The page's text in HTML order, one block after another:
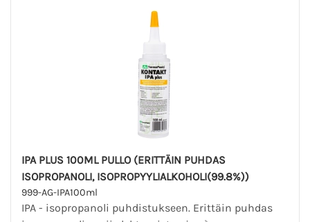
IPA PLUS 100ML PULLO (ERITTÄIN PUHDAS
ISOPROPANOLI, ISOPROPYYLIALKOHOLI(99.8%))
999-AG-IPA100ml
IPA - isopropanoli puhdistukseen. Erittäin puhdas